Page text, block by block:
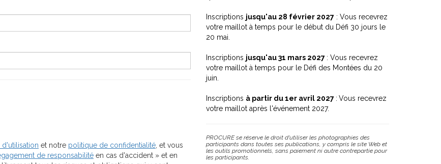
et notre politique de confidentialité , et vous
de responsabilité en cas d'accident » et en
Inscriptions jusqu'au 28 février 2027 : Vous recevrez
votre maillot à temps pour le début du Défi 30 jours le
20 mai.
Inscriptions jusqu'au 31 mars 2027 : Vous recevrez
votre maillot à temps pour le Défi des Montées du 20
juin.
Inscriptions à partir du 1er avril 2027 : Vous recevrez
votre maillot après l'événement 2027.
PROCURE se réserve le droit d'utiliser les photographies des
participants dans toutes ses publications, y compris le site Web et
les outils promotionnels, sans paiement ni autre contrepartie pour
les participants.